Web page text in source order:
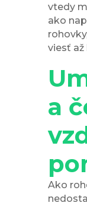
vtedy
ako
viesť až
a
Ako